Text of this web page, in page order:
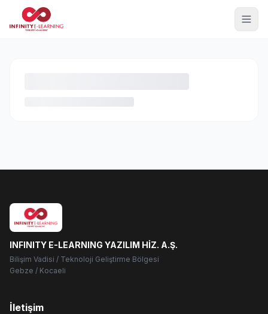
INFINITY E-LEARNING YAZILIM HİZ. A.Ş.
Bilişim Vadisi / Teknoloji Geliştirme Bölgesi
Gebze / Kocaeli
İletişim